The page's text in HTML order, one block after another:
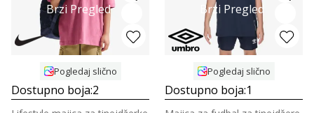
Brzi Pregled
Pogledaj slično
Dostupno boja:2
Brzi Pregled
Pogledaj slično
Dostupno boja:1